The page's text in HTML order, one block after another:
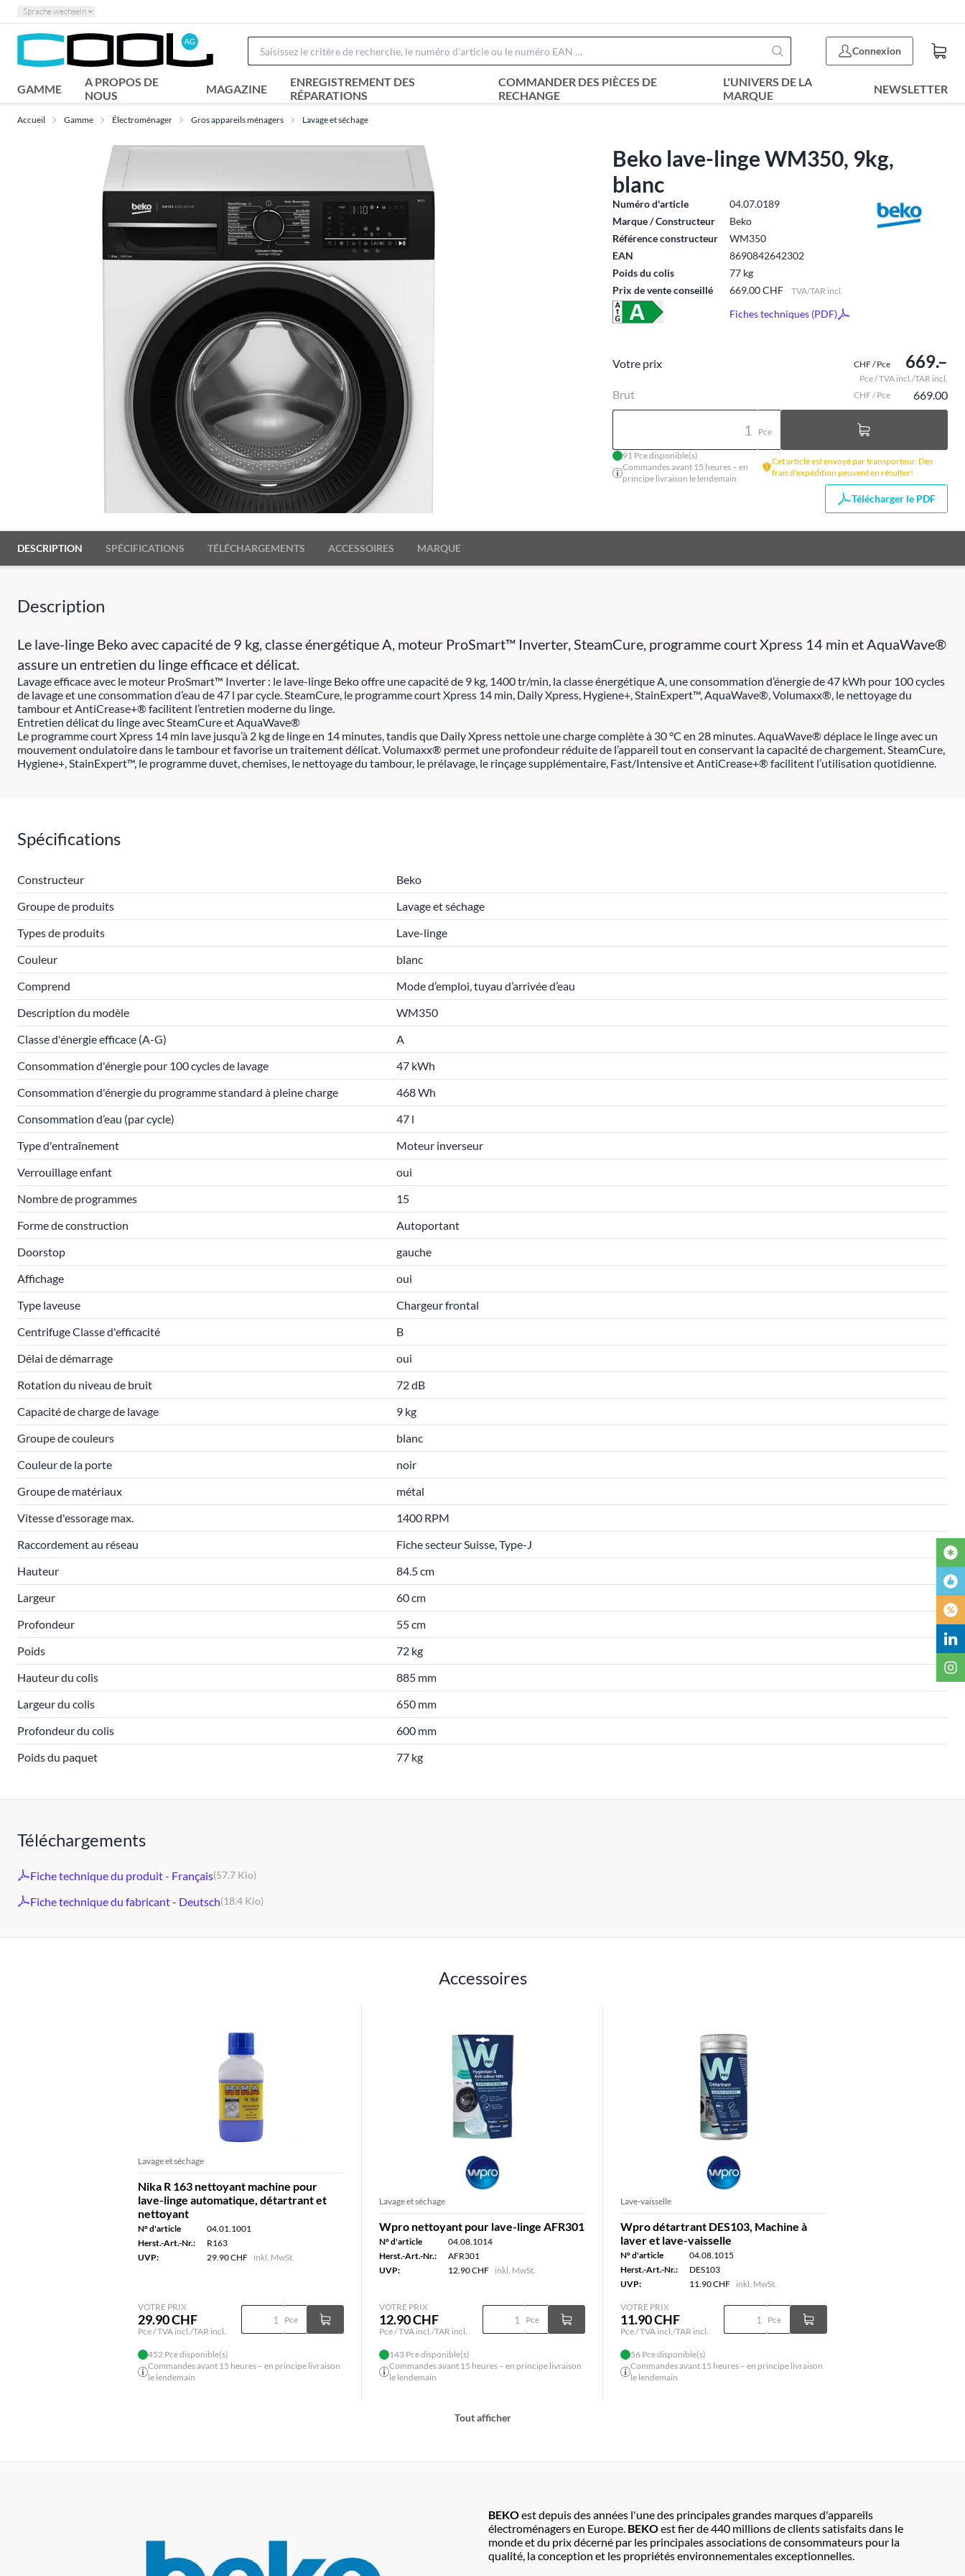
Sprache wechseln
Connexion
GAMME
A PROPOS DE
NOUS
MAGAZINE
ENREGISTREMENT DES
RÉPARATIONS
COMMANDER DES PIÈCES DE
RECHANGE
L'UNIVERS DE LA
MARQUE
NEWSLETTER
Accueil Gamme Électroménager Gros appareils ménagers Lavage et séchage
Beko lave-linge WM350, 9kg,
blanc
Numéro d'article
04.07.0189
Marque / Constructeur
Beko
Référence constructeur
WM350
EAN
8690842642302
Poids du colis
77 kg
Prix de vente conseillé
669.00 CHF TVA/TAR incl.
Fiches techniques (PDF)
Votre prix CHF / Pce 669.–
Pce / TVA incl./TAR incl.
Brut CHF / Pce 669.00
Pce
91 Pce disponible(s)
Commandes avant 15 heures – en
principe livraison le lendemain
Cet article est envoyé par transporteur. Des
frais d'expédition peuvent en résulter!
Télécharger le PDF
DESCRIPTION SPÉCIFICATIONS TÉLÉCHARGEMENTS ACCESSOIRES MARQUE
Description
Le lave-linge Beko avec capacité de 9 kg, classe énergétique A, moteur ProSmart™ Inverter, SteamCure, programme court Xpress 14 min et AquaWave®
assure un entretien du linge efficace et délicat.
Lavage efficace avec le moteur ProSmart™ Inverter : le lave-linge Beko offre une capacité de 9 kg, 1400 tr/min, la classe énergétique A, une consommation d’énergie de 47 kWh pour 100 cycles
de lavage et une consommation d’eau de 47 l par cycle. SteamCure, le programme court Xpress 14 min, Daily Xpress, Hygiene+, StainExpert™, AquaWave®, Volumaxx®, le nettoyage du
tambour et AntiCrease+® facilitent l’entretien moderne du linge.
Entretien délicat du linge avec SteamCure et AquaWave®
Le programme court Xpress 14 min lave jusqu’à 2 kg de linge en 14 minutes, tandis que Daily Xpress nettoie une charge complète à 30 °C en 28 minutes. AquaWave® déplace le linge avec un
mouvement ondulatoire dans le tambour et favorise un traitement délicat. Volumaxx® permet une profondeur réduite de l’appareil tout en conservant la capacité de chargement. SteamCure,
Hygiene+, StainExpert™, le programme duvet, chemises, le nettoyage du tambour, le prélavage, le rinçage supplémentaire, Fast/Intensive et AntiCrease+® facilitent l’utilisation quotidienne.
Spécifications
Constructeur
Beko
Groupe de produits
Lavage et séchage
Types de produits
Lave-linge
Couleur
blanc
Comprend
Mode d’emploi, tuyau d’arrivée d’eau
Description du modèle
WM350
Classe d'énergie efficace (A-G)
A
Consommation d'énergie pour 100 cycles de lavage
47 kWh
Consommation d'énergie du programme standard à pleine charge
468 Wh
Consommation d’eau (par cycle)
47 l
Type d'entraînement
Moteur inverseur
Verrouillage enfant
oui
Nombre de programmes
15
Forme de construction
Autoportant
Doorstop
gauche
Affichage
oui
Type laveuse
Chargeur frontal
Centrifuge Classe d'efficacité
B
Délai de démarrage
oui
Rotation du niveau de bruit
72 dB
Capacité de charge de lavage
9 kg
Groupe de couleurs
blanc
Couleur de la porte
noir
Groupe de matériaux
métal
Vitesse d'essorage max.
1400 RPM
Raccordement au réseau
Fiche secteur Suisse, Type-J
Hauteur
84.5 cm
Largeur
60 cm
Profondeur
55 cm
Poids
72 kg
Hauteur du colis
885 mm
Largeur du colis
650 mm
Profondeur du colis
600 mm
Poids du paquet
77 kg
Téléchargements
Fiche technique du produit - Français(57.7 Kio)
Fiche technique du fabricant - Deutsch(18.4 Kio)
Accessoires
Lavage et séchage
Nika R 163 nettoyant machine pour
lave-linge automatique, détartrant et
nettoyant
N° d'article
04.01.1001
Herst.-Art.-Nr.:
R163
UVP:
29.90 CHF inkl. MwSt.
VOTRE PRIX
29.90 CHF
Pce / TVA incl./TAR incl.
Pce
452 Pce disponible(s)
Commandes avant 15 heures – en principe livraison
le lendemain
Lavage et séchage
Wpro nettoyant pour lave-linge AFR301
N° d'article
04.08.1014
Herst.-Art.-Nr.:
AFR301
UVP:
12.90 CHF inkl. MwSt.
VOTRE PRIX
12.90 CHF
Pce / TVA incl./TAR incl.
Pce
143 Pce disponible(s)
Commandes avant 15 heures – en principe livraison
le lendemain
Lave-vaisselle
Wpro détartrant DES103, Machine à
laver et lave-vaisselle
N° d'article
04.08.1015
Herst.-Art.-Nr.:
DES103
UVP:
11.90 CHF inkl. MwSt.
VOTRE PRIX
11.90 CHF
Pce / TVA incl./TAR incl.
Pce
56 Pce disponible(s)
Commandes avant 15 heures – en principe livraison
le lendemain
Tout afficher
BEKOest depuis des années l'une des principales grandes marques d'appareils
électroménagers en Europe. BEKOest fier de 440 millions de clients satisfaits dans le
monde et du prix décerné par les principales associations de consommateurs pour la
qualité, la conception et les propriétés environnementales exceptionnelles.